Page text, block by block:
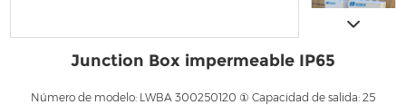
Junction Box impermeable IP65
Número de modelo: LWBA 300250120 ① Capacidad de salida: 25